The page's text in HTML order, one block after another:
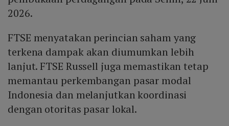
2026.
FTSE menyatakan perincian saham yang
terkena dampak akan diumumkan lebih
lanjut. FTSE Russell juga memastikan tetap
memantau perkembangan pasar modal
Indonesia dan melanjutkan koordinasi
dengan otoritas pasar lokal.